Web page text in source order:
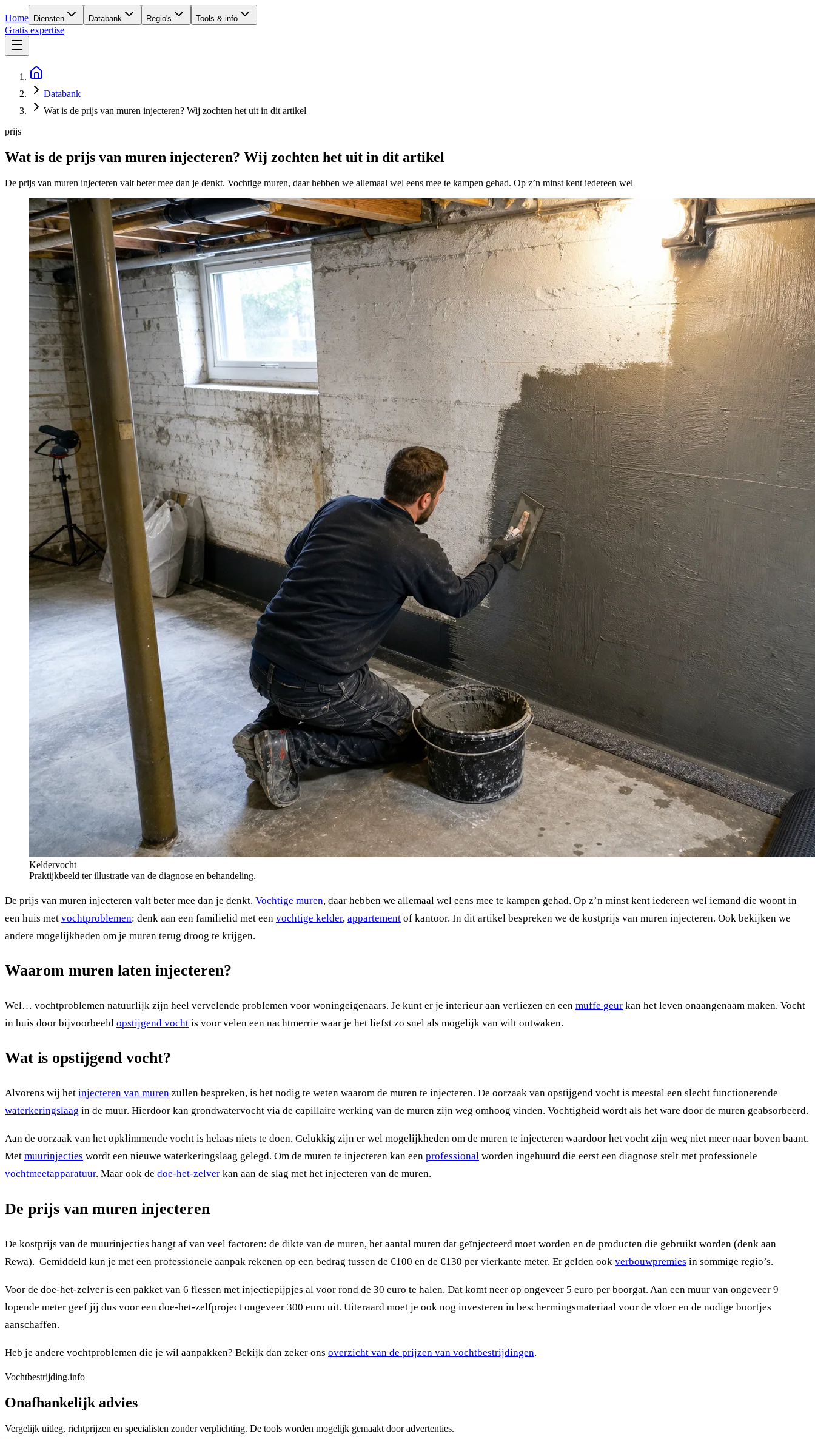
Home Diensten Databank Regio's Tools & info
Gratis expertise
Databank
Wat is de prijs van muren injecteren? Wij zochten het uit in dit artikel
prijs
Wat is de prijs van muren injecteren? Wij zochten het uit in dit artikel
De prijs van muren injecteren valt beter mee dan je denkt. Vochtige muren, daar hebben we allemaal wel eens mee te kampen gehad. Op z’n minst kent iedereen wel
Keldervocht
Praktijkbeeld ter illustratie van de diagnose en behandeling.
De prijs van muren injecteren valt beter mee dan je denkt. Vochtige muren, daar hebben we allemaal wel eens mee te kampen gehad. Op z’n minst kent iedereen wel iemand die woont in
een huis met vochtproblemen: denk aan een familielid met een vochtige kelder, appartement of kantoor. In dit artikel bespreken we de kostprijs van muren injecteren. Ook bekijken we
andere mogelijkheden om je muren terug droog te krijgen.
Waarom muren laten injecteren?
Wel… vochtproblemen natuurlijk zijn heel vervelende problemen voor woningeigenaars. Je kunt er je interieur aan verliezen en een muffe geur kan het leven onaangenaam maken. Vocht
in huis door bijvoorbeeld opstijgend vocht is voor velen een nachtmerrie waar je het liefst zo snel als mogelijk van wilt ontwaken.
Wat is opstijgend vocht?
Alvorens wij het injecteren van muren zullen bespreken, is het nodig te weten waarom de muren te injecteren. De oorzaak van opstijgend vocht is meestal een slecht functionerende
waterkeringslaag in de muur. Hierdoor kan grondwatervocht via de capillaire werking van de muren zijn weg omhoog vinden. Vochtigheid wordt als het ware door de muren geabsorbeerd.
Aan de oorzaak van het opklimmende vocht is helaas niets te doen. Gelukkig zijn er wel mogelijkheden om de muren te injecteren waardoor het vocht zijn weg niet meer naar boven baant.
Met muurinjecties wordt een nieuwe waterkeringslaag gelegd. Om de muren te injecteren kan een professional worden ingehuurd die eerst een diagnose stelt met professionele
vochtmeetapparatuur. Maar ook de doe-het-zelver kan aan de slag met het injecteren van de muren.
De prijs van muren injecteren
De kostprijs van de muurinjecties hangt af van veel factoren: de dikte van de muren, het aantal muren dat geïnjecteerd moet worden en de producten die gebruikt worden (denk aan
Rewa). Gemiddeld kun je met een professionele aanpak rekenen op een bedrag tussen de €100 en de €130 per vierkante meter. Er gelden ook verbouwpremies in sommige regio’s.
Voor de doe-het-zelver is een pakket van 6 flessen met injectiepijpjes al voor rond de 30 euro te halen. Dat komt neer op ongeveer 5 euro per boorgat. Aan een muur van ongeveer 9
lopende meter geef jij dus voor een doe-het-zelfproject ongeveer 300 euro uit. Uiteraard moet je ook nog investeren in beschermingsmateriaal voor de vloer en de nodige boortjes
aanschaffen.
Heb je andere vochtproblemen die je wil aanpakken? Bekijk dan zeker ons overzicht van de prijzen van vochtbestrijdingen.
Vochtbestrijding.info
Onafhankelijk advies
Vergelijk uitleg, richtprijzen en specialisten zonder verplichting. De tools worden mogelijk gemaakt door advertenties.